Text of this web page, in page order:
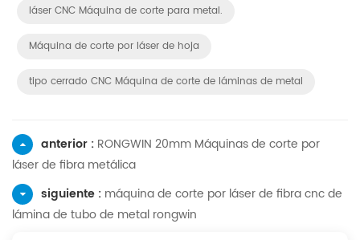
láser CNC Máquina de corte para metal.
Máquina de corte por láser de hoja
tipo cerrado CNC Máquina de corte de láminas de metal
anterior : RONGWIN 20mm Máquinas de corte por
láser de fibra metálica
siguiente : máquina de corte por láser de fibra cnc de
lámina de tubo de metal rongwin